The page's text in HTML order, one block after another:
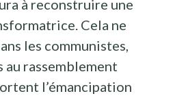
à reconstruire une
Cela ne
les communistes,
au rassemblement
l’émancipation